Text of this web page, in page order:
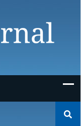
nach: